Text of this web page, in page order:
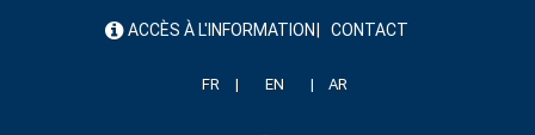
menu ACCÈS À L'INFORMATION CONTACT
FR EN AR